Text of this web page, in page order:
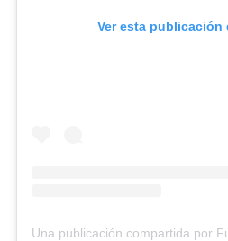
Ver esta publicación